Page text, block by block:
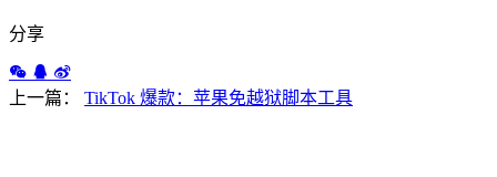
分享
上一篇： TikTok 爆款：苹果免越狱脚本工具